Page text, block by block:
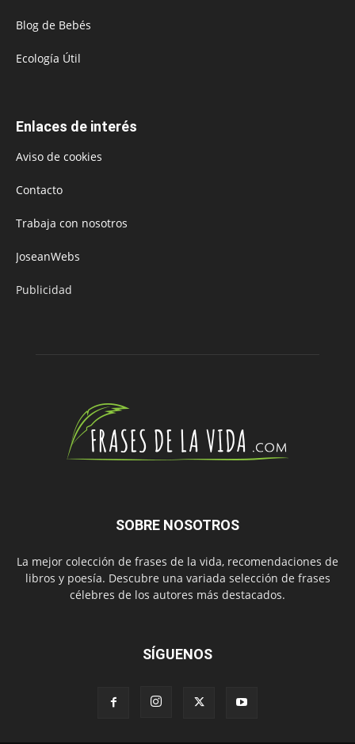
Blog de Bebés
Ecología Útil
Enlaces de interés
Aviso de cookies
Contacto
Trabaja con nosotros
JoseanWebs
Publicidad
SOBRE NOSOTROS
La mejor colección de frases de la vida, recomendaciones de
libros y poesía. Descubre una variada selección de frases
célebres de los autores más destacados.
SÍGUENOS